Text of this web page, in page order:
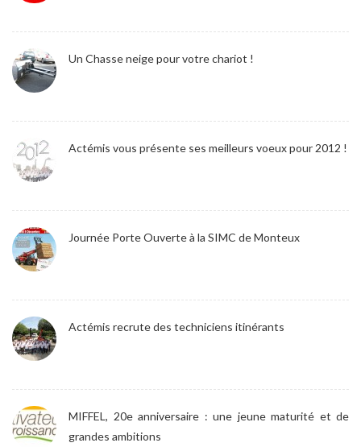
Un Chasse neige pour votre chariot !
Actémis vous présente ses meilleurs voeux pour 2012 !
Journée Porte Ouverte à la SIMC de Monteux
Actémis recrute des techniciens itinérants
MIFFEL, 20e anniversaire : une jeune maturité et de
grandes ambitions